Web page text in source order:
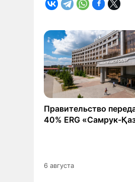
Правительство
40% ERG «Самрук-
6 августа